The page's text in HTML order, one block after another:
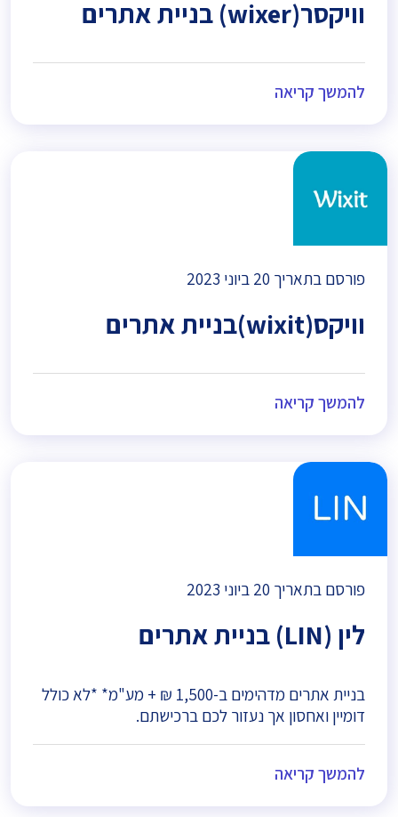
וויקסר(wixer) בניית אתרים
להמשך קריאה
פורסם בתאריך 20 ביוני 2023
וויקס(wixit)בניית אתרים
להמשך קריאה
פורסם בתאריך 20 ביוני 2023
לין (LIN) בניית אתרים
בניית אתרים מדהימים ב-1,500 ₪ + מע"מ* *לא כולל
דומיין ואחסון אך נעזור לכם ברכישתם.
להמשך קריאה